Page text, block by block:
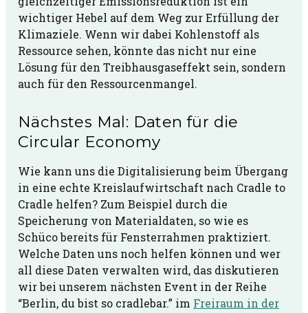
wichtiger Hebel auf dem Weg zur Erfüllung der
Klimaziele. Wenn wir dabei Kohlenstoff als
Ressource sehen, könnte das nicht nur eine
Lösung für den Treibhausgaseffekt sein, sondern
auch für den Ressourcenmangel.
Nächstes Mal: Daten für die
Circular Economy
Wie kann uns die Digitalisierung beim Übergang
in eine echte Kreislaufwirtschaft nach Cradle to
Cradle helfen? Zum Beispiel durch die
Speicherung von Materialdaten, so wie es
Schüco bereits für Fensterrahmen praktiziert.
Welche Daten uns noch helfen können und wer
all diese Daten verwalten wird, das diskutieren
wir bei unserem nächsten Event in der Reihe
“Berlin, du bist so cradlebar.” im Freiraum in der